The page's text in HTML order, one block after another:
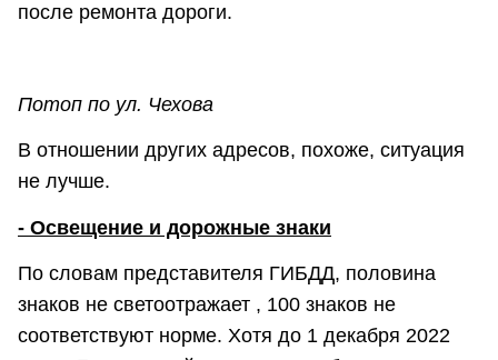
после ремонта дороги.
Потоп по ул. Чехова
В отношении других адресов, похоже, ситуация
не лучше.
- Освещение и дорожные знаки
По словам представителя ГИБДД, половина
знаков не светоотражает , 100 знаков не
соответствуют норме. Хотя до 1 декабря 2022